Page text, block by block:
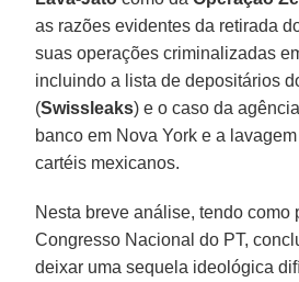
as razões evidentes da retirada
suas operações criminalizadas
incluindo a lista de depositários
(Swissleaks) e o caso da
banco em Nova York e a
cartéis mexicanos.
Nesta breve análise, tendo como
Congresso Nacional do PT,
deixar uma sequela ideológica